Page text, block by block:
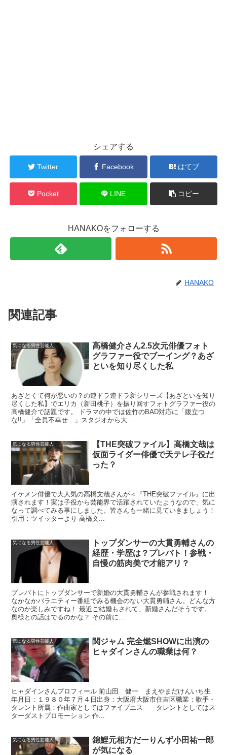
シェアする
Twitter Facebook はてブ
Pocket LINE コピー
HANAKOをフォローする
HANAKO
関連記事
気になる男性芸能人
高橋健介さん2.5次元俳優フォト
グラファー役でブーイング？あざ
といを知り尽くした私
あざとくて何が悪いの？の連ドラ連ドラ新シリーズ【あざといを知り
尽くした私】でエリカ（新田桃子）を振り回すフォトグラファー役の
高橋健介で話題です。 ドラマの中では佐竹のBAD対応に「腹立つ
な!!」「全員不幸せ…」スタジオから大...
気になる男性芸能人
【THE突破ファイル】高橋文哉は
仮面ライダー俳優で天テレ子役だ
った？
イケメン俳優で大人気の高橋文哉さんが＜『THE突破ファイル』に出
演されます！実は子役から芸能界で活躍されていたようなので、気に
なって調べてみる事にしました。皆さんも一緒に見ていきましょう！
引用：ツイッターより 高橋文...
気になる男性芸能人
トップダンサーの大貫勇輔さんの
経歴・学歴は？プレバト！参戦・
自慢の筋肉美で才能アリ？
プレバトにトップダンサーで新婚の大貫勇輔さんが参戦されます！
なかなかバラエティー番組でみる機会のない大貫勇輔さん。どんな方
なのか楽しみですね！ 最近ご結婚もされて、新婚さんだそうです。
奥様との話はでるのかな？ その前に...
気になる男性芸能人
関ジャム 完全燃SHOWに出演の
ヒャダインさんの職業は何？
ヒャダインさんプロフィール 前山田 健一 まえやまだけんいち生
年月日：１９８０年７月４日出身：大阪府大阪市住吉区職業：歌手・
タレント所属：作曲家としてはファイブエス タレントとしてはス
ターダストプロモーション 作...
気になる男性芸能人
錦鯉元相方だーりんず小田祐一郎
が気になる